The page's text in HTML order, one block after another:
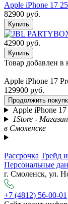
Apple iPhone 17
82900 руб.
Купить
42900 руб.
Купить
Товар добавлен в
Apple iPhone 17
129900 руб.
Продолжить
Apple iPhone
1Store -
в Смоленске
Рассрочка Трейд
Персональные
г. Смоленск, ул.
+7 (4812) 56-00-01